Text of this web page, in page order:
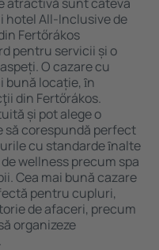
hotel All-Inclusive de
Fertőrákos
pentru servicii și o
O cazare cu
bună locație, ȋn
din Fertőrákos.
și pot alege o
să corespundă perfect
cu standarde ȋnalte
wellness precum spa
Cea mai bună cazare
pentru cupluri,
de afaceri, precum
organizeze